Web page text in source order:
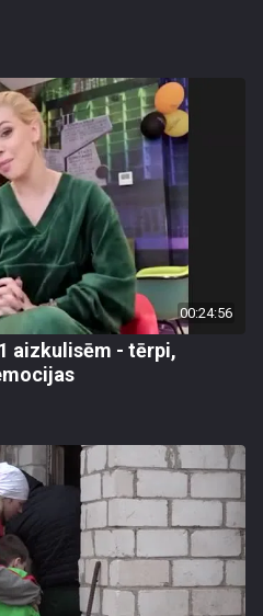
00:24:56
aizkulisēm - tērpi,